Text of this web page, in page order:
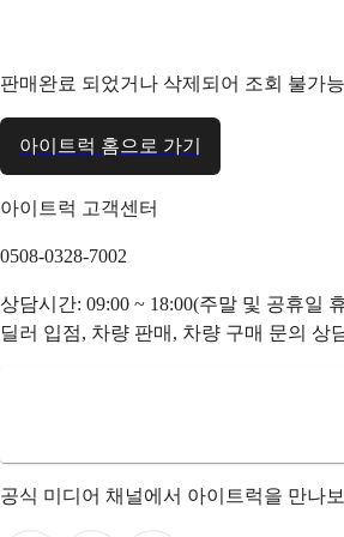
판매완료 되었거나 삭제되어 조회 불가
아이트럭 홈으로 가기
아이트럭 고객센터
0508-0328-7002
상담시간: 09:00 ~ 18:00(주말 및 공휴일
딜러 입점, 차량 판매, 차량 구매 문의 상
공식 미디어 채널에서 아이트럭을 만나